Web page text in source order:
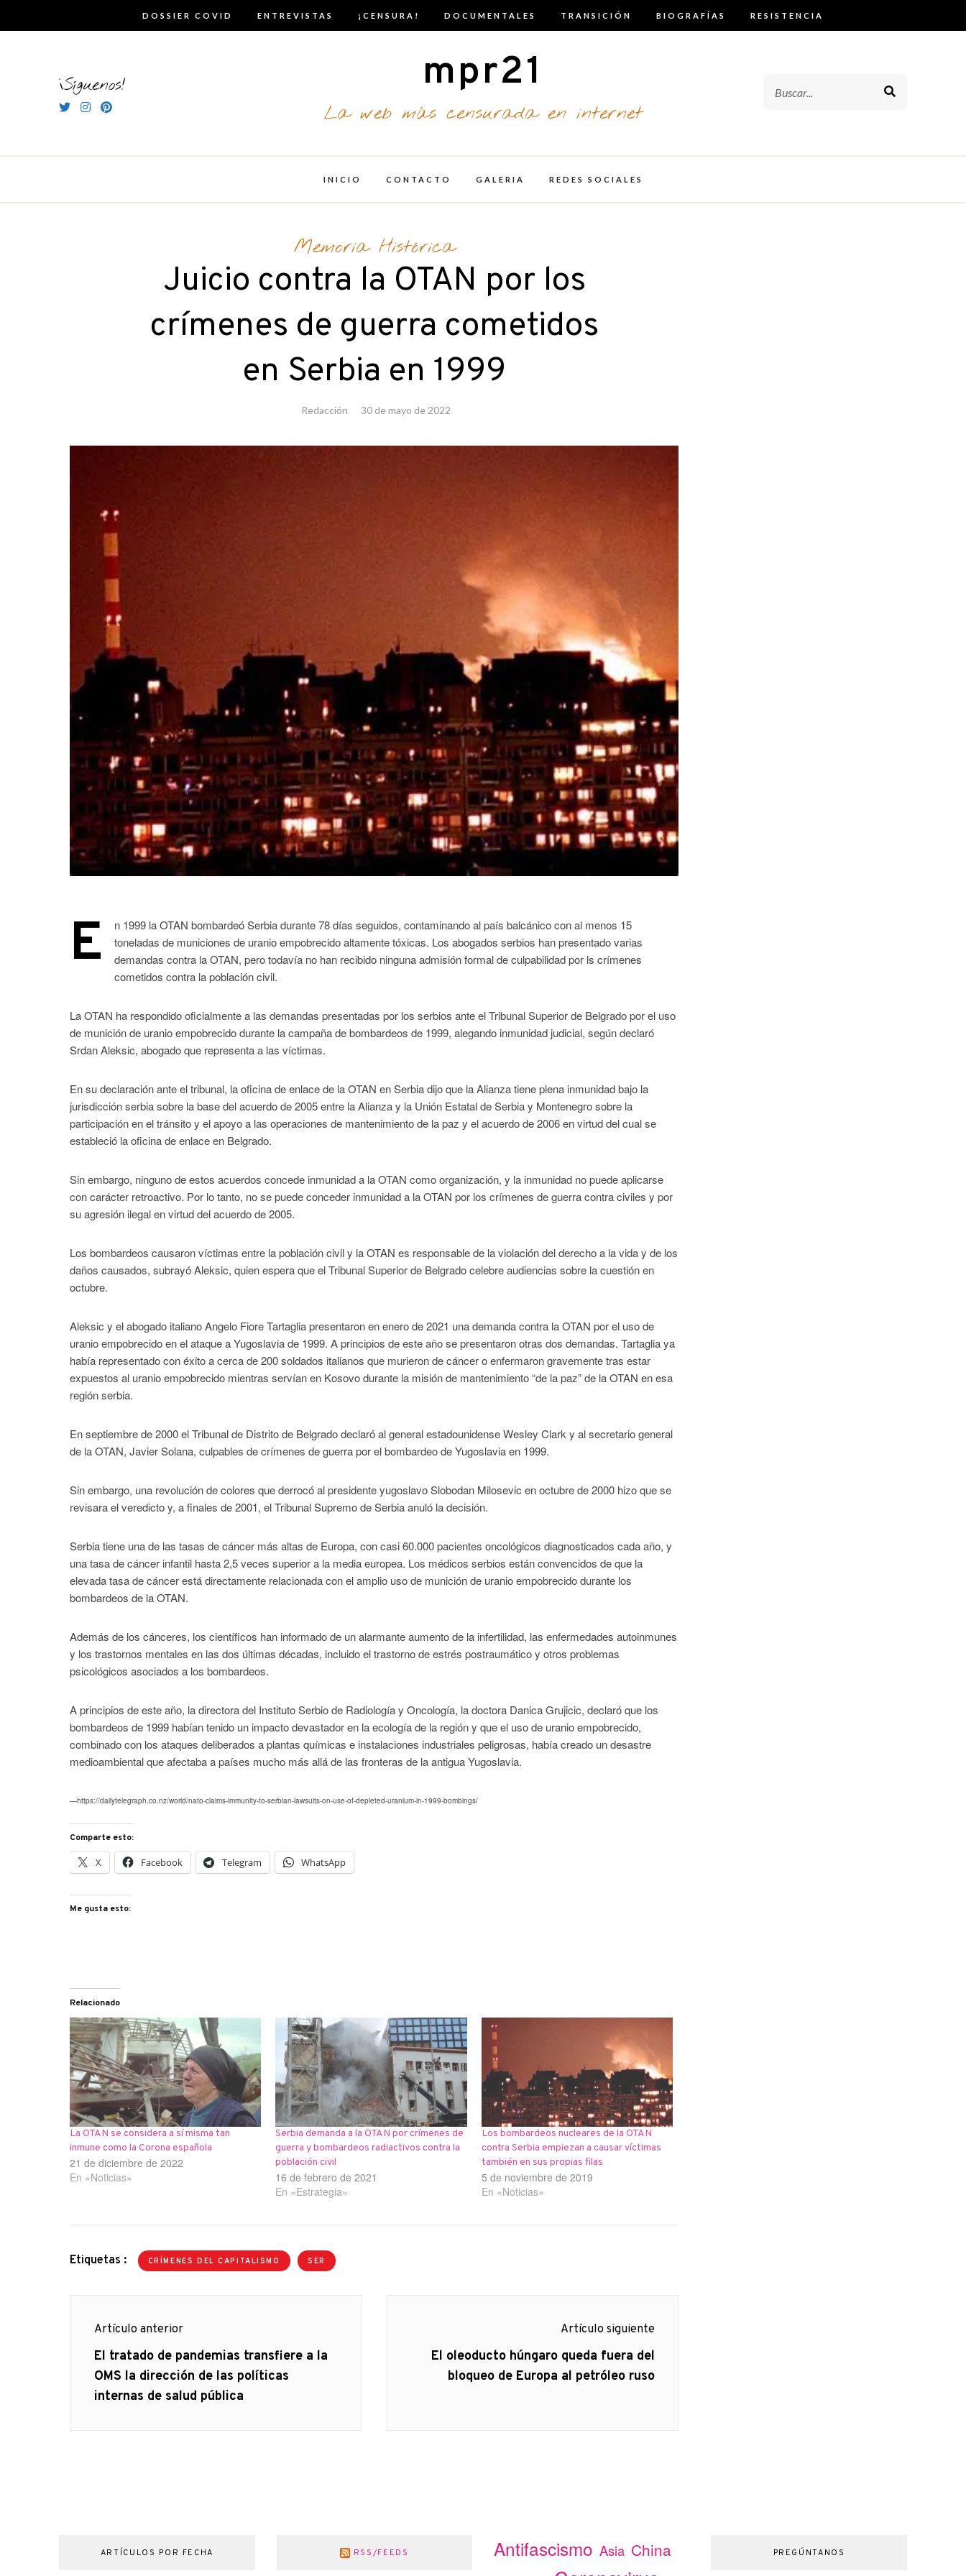
DOSSIER COVID ENTREVISTAS ¡CENSURA! DOCUMENTALES TRANSICIÓN BIOGRAFÍAS RESISTENCIA
¡Síguenos! mpr21
La web más censurada en internet
INICIO CONTACTO GALERIA REDES SOCIALES
Memoria Histórica
Juicio contra la OTAN por los
crímenes de guerra cometidos
en Serbia en 1999
Redacción 30 de mayo de 2022
E
n 1999 la OTAN bombardeó Serbia durante 78 días seguidos, contaminando al país balcánico con al menos 15
toneladas de municiones de uranio empobrecido altamente tóxicas. Los abogados serbios han presentado varias
demandas contra la OTAN, pero todavía no han recibido ninguna admisión formal de culpabilidad por ls crímenes
cometidos contra la población civil.
La OTAN ha respondido oficialmente a las demandas presentadas por los serbios ante el Tribunal Superior de Belgrado por el uso
de munición de uranio empobrecido durante la campaña de bombardeos de 1999, alegando inmunidad judicial, según declaró
Srdan Aleksic, abogado que representa a las víctimas.
En su declaración ante el tribunal, la oficina de enlace de la OTAN en Serbia dijo que la Alianza tiene plena inmunidad bajo la
jurisdicción serbia sobre la base del acuerdo de 2005 entre la Alianza y la Unión Estatal de Serbia y Montenegro sobre la
participación en el tránsito y el apoyo a las operaciones de mantenimiento de la paz y el acuerdo de 2006 en virtud del cual se
estableció la oficina de enlace en Belgrado.
Sin embargo, ninguno de estos acuerdos concede inmunidad a la OTAN como organización, y la inmunidad no puede aplicarse
con carácter retroactivo. Por lo tanto, no se puede conceder inmunidad a la OTAN por los crímenes de guerra contra civiles y por
su agresión ilegal en virtud del acuerdo de 2005.
Los bombardeos causaron víctimas entre la población civil y la OTAN es responsable de la violación del derecho a la vida y de los
daños causados, subrayó Aleksic, quien espera que el Tribunal Superior de Belgrado celebre audiencias sobre la cuestión en
octubre.
Aleksic y el abogado italiano Angelo Fiore Tartaglia presentaron en enero de 2021 una demanda contra la OTAN por el uso de
uranio empobrecido en el ataque a Yugoslavia de 1999. A principios de este año se presentaron otras dos demandas. Tartaglia ya
había representado con éxito a cerca de 200 soldados italianos que murieron de cáncer o enfermaron gravemente tras estar
expuestos al uranio empobrecido mientras servían en Kosovo durante la misión de mantenimiento “de la paz” de la OTAN en esa
región serbia.
En septiembre de 2000 el Tribunal de Distrito de Belgrado declaró al general estadounidense Wesley Clark y al secretario general
de la OTAN, Javier Solana, culpables de crímenes de guerra por el bombardeo de Yugoslavia en 1999.
Sin embargo, una revolución de colores que derrocó al presidente yugoslavo Slobodan Milosevic en octubre de 2000 hizo que se
revisara el veredicto y, a finales de 2001, el Tribunal Supremo de Serbia anuló la decisión.
Serbia tiene una de las tasas de cáncer más altas de Europa, con casi 60.000 pacientes oncológicos diagnosticados cada año, y
una tasa de cáncer infantil hasta 2,5 veces superior a la media europea. Los médicos serbios están convencidos de que la
elevada tasa de cáncer está directamente relacionada con el amplio uso de munición de uranio empobrecido durante los
bombardeos de la OTAN.
Además de los cánceres, los científicos han informado de un alarmante aumento de la infertilidad, las enfermedades autoinmunes
y los trastornos mentales en las dos últimas décadas, incluido el trastorno de estrés postraumático y otros problemas
psicológicos asociados a los bombardeos.
A principios de este año, la directora del Instituto Serbio de Radiología y Oncología, la doctora Danica Grujicic, declaró que los
bombardeos de 1999 habían tenido un impacto devastador en la ecología de la región y que el uso de uranio empobrecido,
combinado con los ataques deliberados a plantas químicas e instalaciones industriales peligrosas, había creado un desastre
medioambiental que afectaba a países mucho más allá de las fronteras de la antigua Yugoslavia.
—https://dailytelegraph.co.nz/world/nato-claims-immunity-to-serbian-lawsuits-on-use-of-depleted-uranium-in-1999-bombings/
Comparte esto:
X Facebook Telegram WhatsApp
Me gusta esto:
Relacionado
La OTAN se considera a sí misma tan
inmune como la Corona española
21 de diciembre de 2022
En «Noticias»
Serbia demanda a la OTAN por crímenes de
guerra y bombardeos radiactivos contra la
población civil
16 de febrero de 2021
En «Estrategia»
Los bombardeos nucleares de la OTAN
contra Serbia empiezan a causar víctimas
también en sus propias filas
5 de noviembre de 2019
En «Noticias»
Etiquetas : CRÍMENES DEL CAPITALISMO SER
Navegación
de
entradas
Artículo anterior
Artículo
anterior
El tratado de pandemias transfiere a la
OMS la dirección de las políticas
internas de salud pública
Artículo siguiente
Artículo
siguiente:
El oleoducto húngaro queda fuera del
bloqueo de Europa al petróleo ruso
ARTÍCULOS POR FECHA RSS/FEEDS Antifascismo Asia China PREGÚNTANOS